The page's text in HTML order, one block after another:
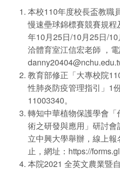
本校110年度校長盃教職
慢速壘球錦標賽競賽規
年10月25日/10月25日/
洽體育室江信宏老師 ，
教育部修正「大專校院
性肺炎防疫管理指引」1
11003340。
轉知中華植物保護學會
術之研發與應用」研討
立中興大學舉辦，線上
止，網址： https://
本院2021 全英文農業暨